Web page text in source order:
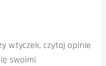
wtyczek, czytaj opinie
swoimi